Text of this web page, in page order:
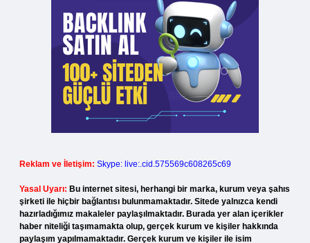
Reklam ve İletişim: Skype: live:.cid.575569c608265c69
Yasal Uyarı: Bu internet sitesi, herhangi bir marka, kurum veya şahıs
şirketi ile hiçbir bağlantısı bulunmamaktadır. Sitede yalnızca kendi
hazırladığımız makaleler paylaşılmaktadır. Burada yer alan içerikler
haber niteliği taşımamakta olup, gerçek kurum ve kişiler hakkında
paylaşım yapılmamaktadır. Gerçek kurum ve kişiler ile isim